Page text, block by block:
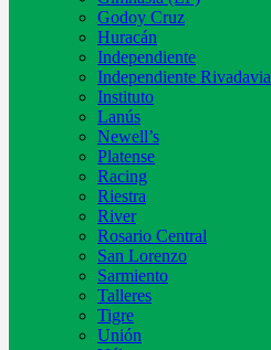
Godoy Cruz
Huracán
Independiente
Independiente Rivadavia
Instituto
Lanús
Newell’s
Platense
Racing
Riestra
River
Rosario Central
San Lorenzo
Sarmiento
Talleres
Tigre
Unión